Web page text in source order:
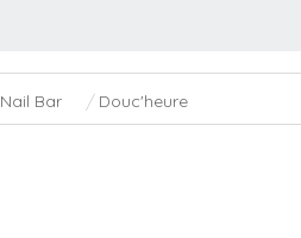
Nail Bar Douc'heure